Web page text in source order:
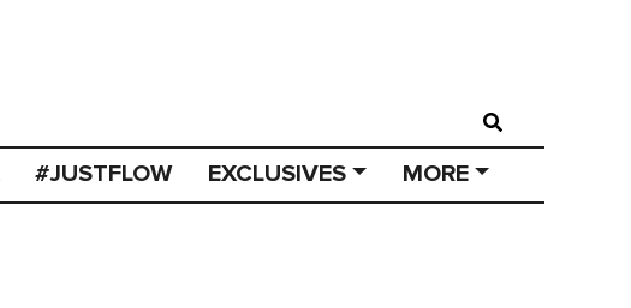
#JUSTFLOW EXCLUSIVES MORE